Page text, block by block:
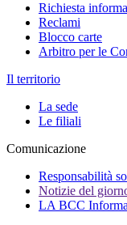
Richiesta
Reclami
Blocco carte
Arbitro per le
Il territorio
La sede
Le filiali
Comunicazione
Responsabilità
Notizie del
LA BCC Informa